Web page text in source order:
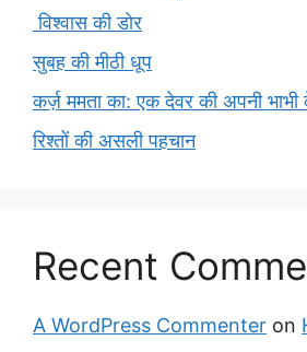
विश्वास की डोर
सुबह की मीठी धूप
कर्ज़ ममता का: एक देवर की अपनी
रिश्तों की असली पहचान
Recent
A WordPress Commenter on